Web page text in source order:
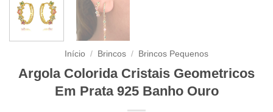
Início / Brincos / Brincos Pequenos
Argola Colorida Cristais Geometricos
Em Prata 925 Banho Ouro